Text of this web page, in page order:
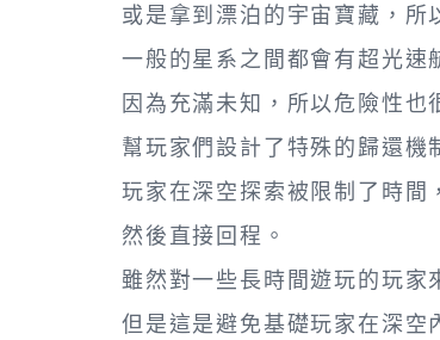
或是拿到漂泊的宇宙寶藏，所
一般的星系之間都會有超光速
因為充滿未知，所以危險性也
幫玩家們設計了特殊的歸還機
玩家在深空探索被限制了時間
然後直接回程。
雖然對一些長時間遊玩的玩家
但是這是避免基礎玩家在深空